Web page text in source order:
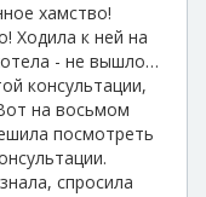
хамство!
Ходила к ней на
- не вышло…
консультации,
на восьмом
посмотреть
спросила